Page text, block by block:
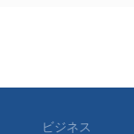
ビジネス